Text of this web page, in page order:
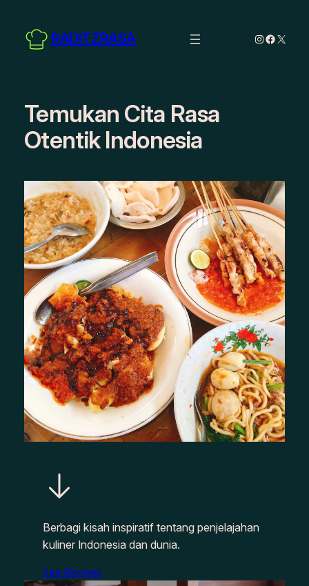
content
RADITZRASA Instagram
X
Temukan Cita Rasa
Otentik Indonesia
Berbagi kisah inspiratif tentang penjelajahan
kuliner Indonesia dan dunia.
See Recipes